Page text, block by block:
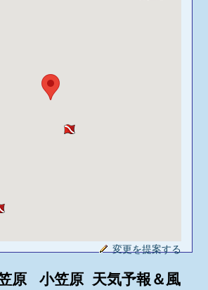
変更を提案する
原 小笠原 天気予報＆風